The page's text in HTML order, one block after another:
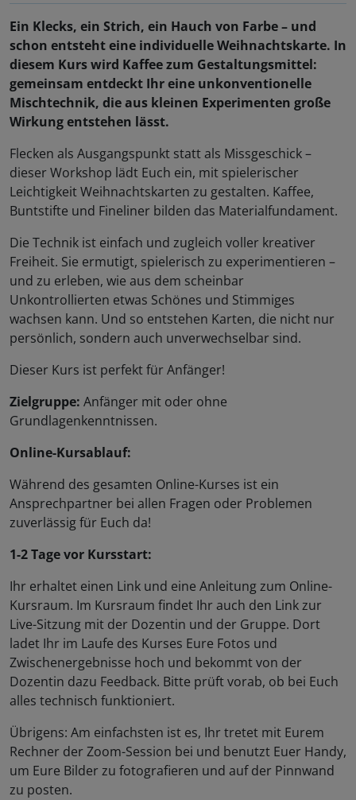
Ein Klecks, ein Strich, ein Hauch von Farbe – und
schon entsteht eine individuelle Weihnachtskarte. In
diesem Kurs wird Kaffee zum Gestaltungsmittel:
gemeinsam entdeckt Ihr eine unkonventionelle
Mischtechnik, die aus kleinen Experimenten große
Wirkung entstehen lässt.
Flecken als Ausgangspunkt statt als Missgeschick –
dieser Workshop lädt Euch ein, mit spielerischer
Leichtigkeit Weihnachtskarten zu gestalten. Kaffee,
Buntstifte und Fineliner bilden das Materialfundament.
Die Technik ist einfach und zugleich voller kreativer
Freiheit. Sie ermutigt, spielerisch zu experimentieren –
und zu erleben, wie aus dem scheinbar
Unkontrollierten etwas Schönes und Stimmiges
wachsen kann. Und so entstehen Karten, die nicht nur
persönlich, sondern auch unverwechselbar sind.
Dieser Kurs ist perfekt für Anfänger!
Zielgruppe: Anfänger mit oder ohne
Grundlagenkenntnissen.
Online-Kursablauf:
Während des gesamten Online-Kurses ist ein
Ansprechpartner bei allen Fragen oder Problemen
zuverlässig für Euch da!
1-2 Tage vor Kursstart:
Ihr erhaltet einen Link und eine Anleitung zum Online-
Kursraum. Im Kursraum findet Ihr auch den Link zur
Live-Sitzung mit der Dozentin und der Gruppe. Dort
ladet Ihr im Laufe des Kurses Eure Fotos und
Zwischenergebnisse hoch und bekommt von der
Dozentin dazu Feedback. Bitte prüft vorab, ob bei Euch
alles technisch funktioniert.
Übrigens: Am einfachsten ist es, Ihr tretet mit Eurem
Rechner der Zoom-Session bei und benutzt Euer Handy,
um Eure Bilder zu fotografieren und auf der Pinnwand
zu posten.